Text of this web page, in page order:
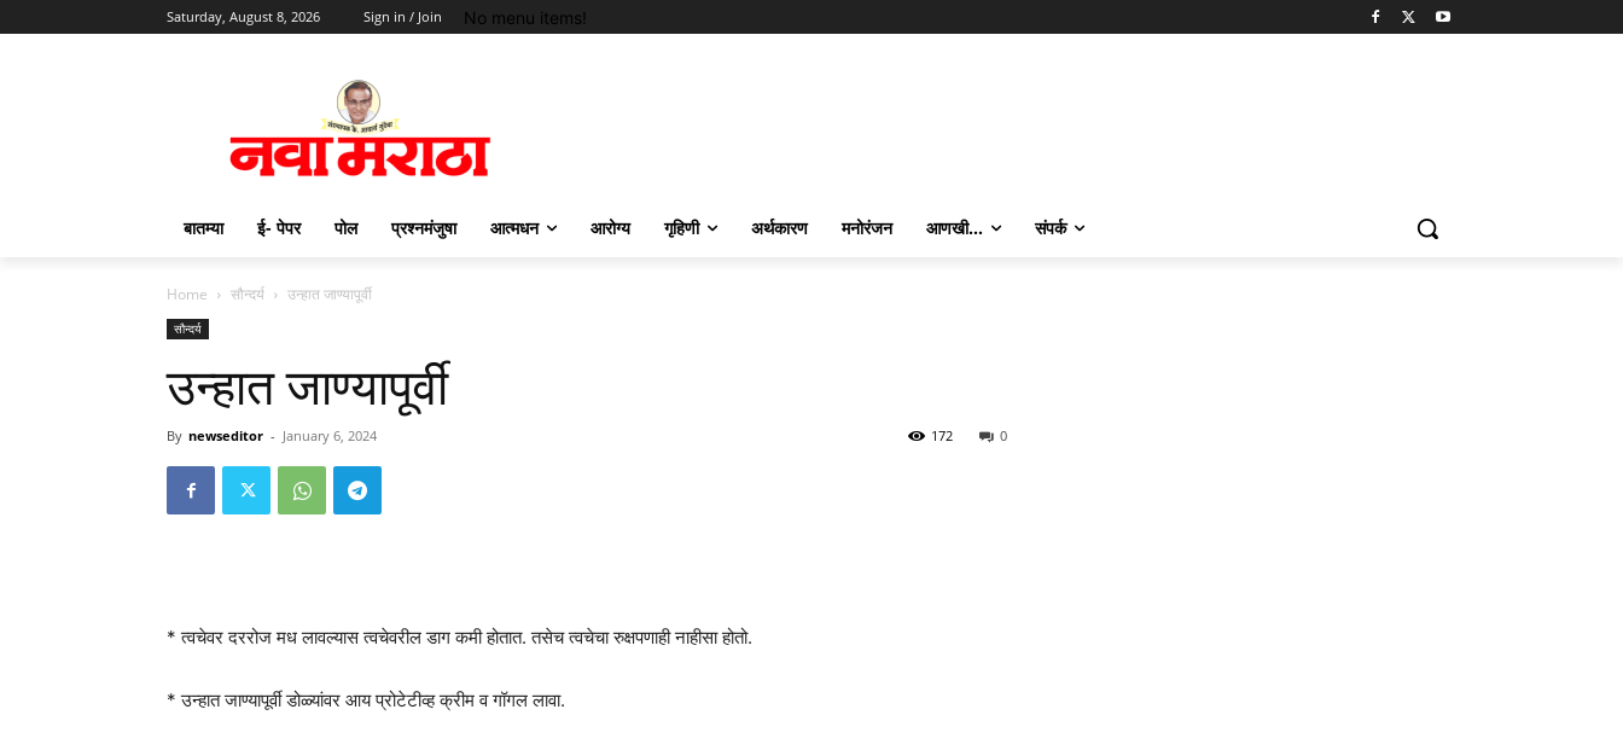
Saturday, August 8, 2026 Sign in / Join No menu items!
बातम्या ई- पेपर पोल प्रश्नमंजुषा आत्मधन आरोग्य गृहिणी अर्थकारण मनोरंजन आणखी… संपर्क
Home सौन्दर्य उन्हात जाण्यापूर्वी
सौन्दर्य
उन्हात जाण्यापूर्वी
By newseditor - January 6, 2024 0
172
* त्वचेवर दररोज मध लावल्यास त्वचेवरील डाग कमी होतात. तसेच त्वचेचा रुक्षपणाही नाहीसा होतो.
* उन्हात जाण्यापूर्वी डोळ्यांवर आय प्रोटेटीव्ह क्रीम व गॉगल लावा.